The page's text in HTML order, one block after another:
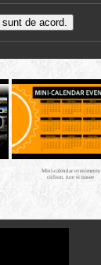
Mini-calendar evenimente
ciclism, ture si trasee